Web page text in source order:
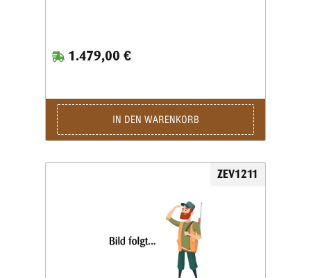
1.479,00 €
IN DEN WARENKORB
ZEV1211